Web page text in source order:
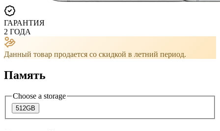
ГАРАНТИЯ
2 ГОДА
Данный товар продается со скидкой в ​​летний период.
Память
Choose a storage
512GB